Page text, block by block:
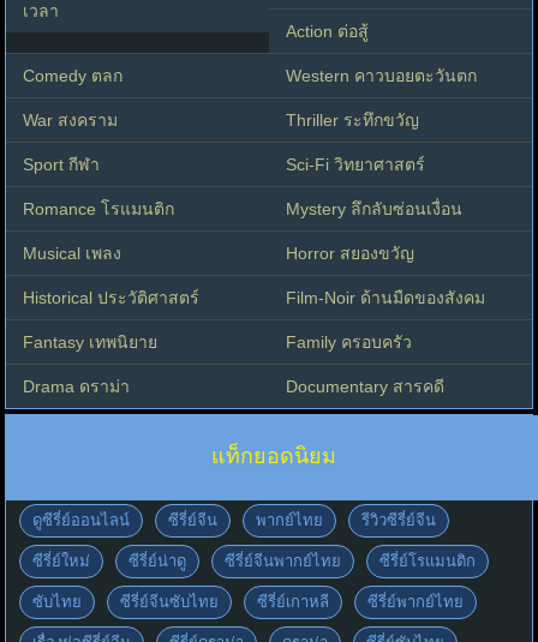
เวลา
Action ต่อสู้
Comedy ตลก Western คาวบอยตะวันตก
War สงคราม Thriller ระทึกขวัญ
Sport กีฬา Sci-Fi วิทยาศาสตร์
Romance โรแมนติก Mystery ลึกลับซ่อนเงื่อน
Musical เพลง Horror สยองขวัญ
Historical ประวัติศาสตร์ Film-Noir ด้านมืดของสังคม
Fantasy เทพนิยาย Family ครอบครัว
Drama ดราม่า Documentary สารคดี
แท็กยอดนิยม
ดูซีรี่ย์ออนไลน์ ซีรี่ย์จีน พากย์ไทย รีวิวซีรี่ย์จีน
ซีรี่ย์ใหม่ ซีรี่ย์น่าดู ซีรี่ย์จีนพากย์ไทย ซีรี่ย์โรแมนติก
ซับไทย ซีรี่ย์จีนซับไทย ซีรี่ย์เกาหลี ซีรี่ย์พากย์ไทย